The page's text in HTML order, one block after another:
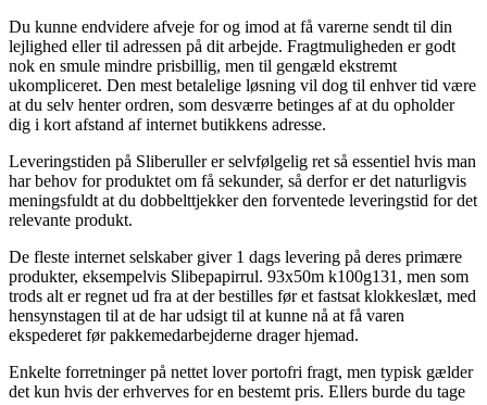
Du kunne endvidere afveje for og imod at få varerne sendt til din
lejlighed eller til adressen på dit arbejde. Fragtmuligheden er godt
nok en smule mindre prisbillig, men til gengæld ekstremt
ukompliceret. Den mest betalelige løsning vil dog til enhver tid være
at du selv henter ordren, som desværre betinges af at du opholder
dig i kort afstand af internet butikkens adresse.
Leveringstiden på Sliberuller er selvfølgelig ret så essentiel hvis man
har behov for produktet om få sekunder, så derfor er det naturligvis
meningsfuldt at du dobbelttjekker den forventede leveringstid for det
relevante produkt.
De fleste internet selskaber giver 1 dags levering på deres primære
produkter, eksempelvis Slibepapirrul. 93x50m k100g131, men som
trods alt er regnet ud fra at der bestilles før et fastsat klokkeslæt, med
hensynstagen til at de har udsigt til at kunne nå at få varen
ekspederet før pakkemedarbejderne drager hjemad.
Enkelte forretninger på nettet lover portofri fragt, men typisk gælder
det kun hvis der erhverves for en bestemt pris. Ellers burde du tage